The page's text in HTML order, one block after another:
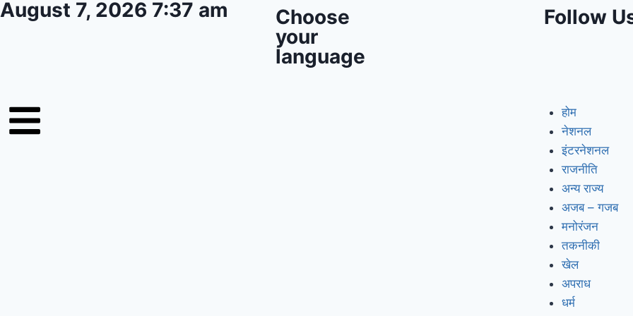
August 7, 2026 7:37 am
Choose
your
language
Follow
होम
नेशनल
इंटरनेशनल
राजनीति
अन्य राज्य
अजब – गजब
मनोरंजन
तकनीकी
खेल
अपराध
धर्म